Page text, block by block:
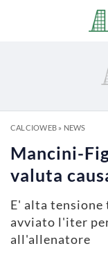
CALCIOWEB» NEWS
Mancini-
valuta
E' alta tensione
avviato l'iter
all'allenatore